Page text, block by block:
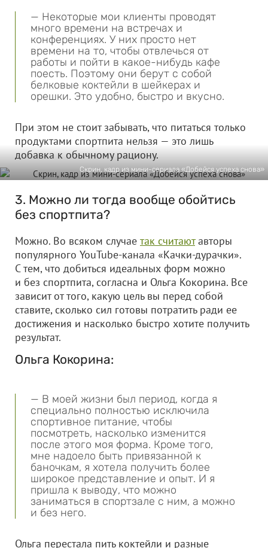
— Некоторые мои клиенты проводят
много времени на встречах и
конференциях. У них просто нет
времени на то, чтобы отвлечься от
работы и пойти в какое-нибудь кафе
поесть. Поэтому они берут с собой
белковые коктейли в шейкерах и
орешки. Это удобно, быстро и вкусно.
При этом не стоит забывать, что питаться только
продуктами спортпита нельзя — это лишь
добавка к обычному рациону.
Скрин, кадр из мини-сериала «Добейся успеха снова»
3. Можно ли тогда вообще обойтись
без спортпита?
Можно. Во всяком случае так считаютавторы
популярного YouTube-канала «Качки-дурачки».
С тем, что добиться идеальных форм можно
и без спортпита, согласна и Ольга Кокорина. Все
зависит от того, какую цель вы перед собой
ставите, сколько сил готовы потратить ради ее
достижения и насколько быстро хотите получить
результат.
Ольга Кокорина:
— В моей жизни был период, когда я
специально полностью исключила
спортивное питание, чтобы
посмотреть, насколько изменится
после этого моя форма. Кроме того,
мне надоело быть привязанной к
баночкам, я хотела получить более
широкое представление и опыт. И я
пришла к выводу, что можно
заниматься в спортзале с ним, а можно
и без него.
Ольга перестала пить коктейли и разные